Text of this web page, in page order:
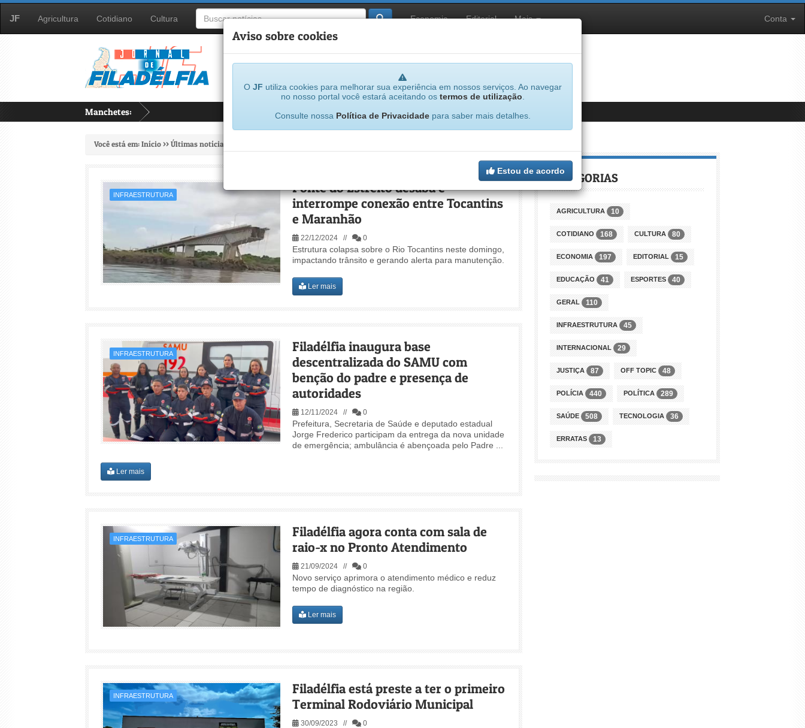
JF Agricultura Cotidiano Cultura Economia Editorial Mais Conta
Manchetes:
Aviso sobre cookies
O JF utiliza cookies para melhorar sua experiência em nossos serviços. Ao navegar
no nosso portal você estará aceitando os termos de utilização
Consulte nossa Política de Privacidadepara saber mais detalhes.
Estou de acordo
Você está em:Início>>Últimas notícias
INFRAESTRUTURA
Ponte do Estreito desaba e
interrompe conexão entre Tocantins
e Maranhão
22/12/2024 // 0
Estrutura colapsa sobre o Rio Tocantins neste domingo,
impactando trânsito e gerando alerta para manutenção.
Ler mais
INFRAESTRUTURA
Filadélfia inaugura base
descentralizada do SAMU com
benção do padre e presença de
autoridades
12/11/2024 // 0
Prefeitura, Secretaria de Saúde e deputado estadual
Jorge Frederico participam da entrega da nova unidade
de emergência; ambulância é abençoada pelo Padre ...
Ler mais
INFRAESTRUTURA
Filadélfia agora conta com sala de
raio-x no Pronto Atendimento
21/09/2024 // 0
Novo serviço aprimora o atendimento médico e reduz
tempo de diagnóstico na região.
Ler mais
INFRAESTRUTURA
Filadélfia está preste a ter o primeiro
Terminal Rodoviário Municipal
30/09/2023 // 0
CATEGORIAS
AGRICULTURA 10
COTIDIANO 168 CULTURA 80
ECONOMIA 197 EDITORIAL 15
EDUCAÇÃO 41 ESPORTES 40
GERAL 110
INFRAESTRUTURA 45
INTERNACIONAL 29
JUSTIÇA 87 OFF TOPIC 48
POLÍCIA 440 POLÍTICA 289
SAÚDE 508 TECNOLOGIA 36
ERRATAS 13